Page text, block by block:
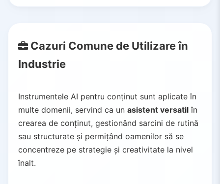
Cazuri Comune de Utilizare în
Industrie
Instrumentele AI pentru conținut sunt aplicate în
multe domenii, servind ca un asistent versatil în
crearea de conținut, gestionând sarcini de rutină
sau structurate și permițând oamenilor să se
concentreze pe strategie și creativitate la nivel
înalt.